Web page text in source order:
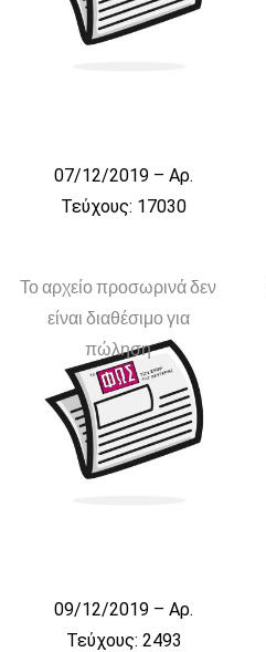
07/12/2019 – Αρ.
Τεύχους: 17030
Το αρχείο προσωρινά δεν
είναι διαθέσιμο για
πώληση
09/12/2019 – Αρ.
Τεύχους: 2493